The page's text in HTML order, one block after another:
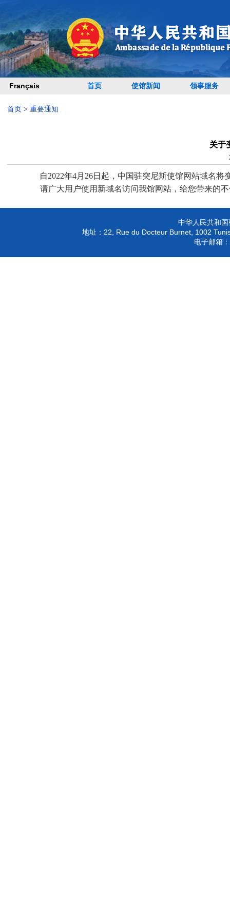
Français 首页 使馆新闻 领事服务
首页 > 重要通知
关于
自2022年4月 26日起，中国驻突尼斯使馆网站域名将
请广大用户使用新域名访问我馆网站，给您带来的不
中华人民共和
地址： 22, Rue du Docteur Burnet, 1002
电子邮箱：